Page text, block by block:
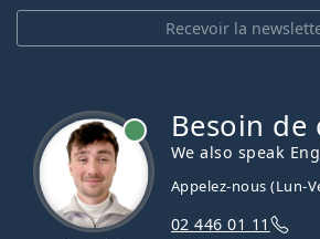
Recevoir la
Besoin de
We also speak
Appelez-nous (Lun-
02 446 01 11